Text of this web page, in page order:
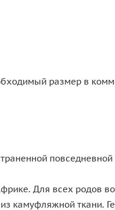
размер в
Для всех родов
камуфляжной ткани.